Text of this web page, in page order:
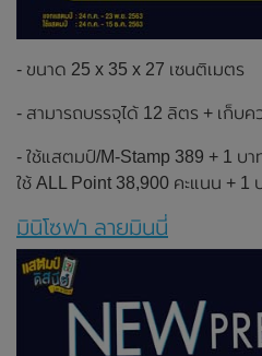
- ขนาด 25 x 35 x 27 เซนติเมตร
- สามารถบรรจุได้ 12 ลิตร + เก็บ
- ใช้แสตมป์/M-Stamp 389 + 1 บ
ใช้ ALL Point 38,900 คะแนน + 1
มินิโซฟา ลายมินนี่